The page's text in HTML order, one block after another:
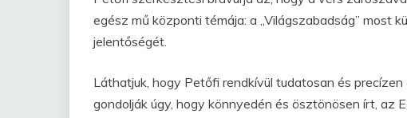
egész mű központi témája: a „Világszabadság” most
jelentőségét.
Láthatjuk, hogy Petőfi rendkívül tudatosan és
gondolják úgy, hogy könnyedén és ösztönösen írt, az